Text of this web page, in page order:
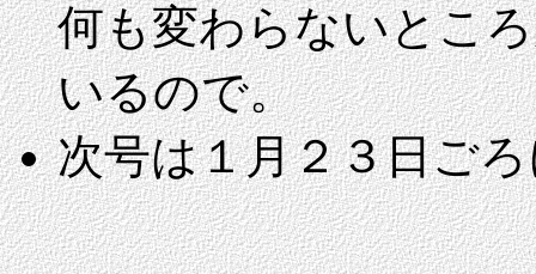
何も変わらないとこ
いるので。
次号は１月２３日ご